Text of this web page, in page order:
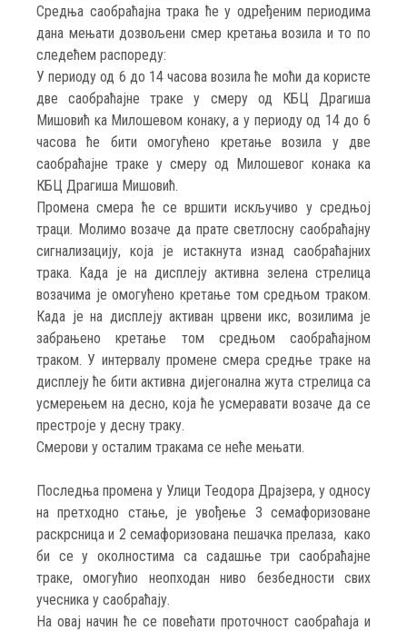
Средња саобраћајна трака ће у одређеним периодима
дана мењати дозвољени смер кретања возила и то по
следећем распореду:
У периоду од 6 до 14 часова возила ће моћи да користе
две саобраћајне траке у смеру од КБЦ Драгиша
Мишовић ка Милошевом конаку, а у периоду од 14 до 6
часова ће бити омогућено кретање возила у две
саобраћајне траке у смеру од Милошевог конака ка
КБЦ Драгиша Мишовић.
Промена смера ће се вршити искључиво у средњој
траци. Молимо возаче да прате светлосну саобраћајну
сигнализацију, која је истакнута изнад саобраћајних
трака. Када је на дисплеју активна зелена стрелица
возачима је омогућено кретање том средњом траком.
Када је на дисплеју активан црвени икс, возилима је
забрањено кретање том средњом саобраћајном
траком. У интервалу промене смера средње траке на
дисплеју ће бити активна дијегонална жута стрелица са
усмерењем на десно, која ће усмеравати возаче да се
престроје у десну траку.
Смерови у осталим тракама се неће мењати.
Последња промена у Улици Теодора Драјзера, у односу
на претходно стање, је увођење 3 семафоризоване
раскрсница и 2 семафоризована пешачка прелаза, како
би се у околностима са садашње три саобраћајне
траке, омогућио неопходан ниво безбедности свих
учесника у саобраћају.
На овај начин ће се повећати проточност саобраћаја и